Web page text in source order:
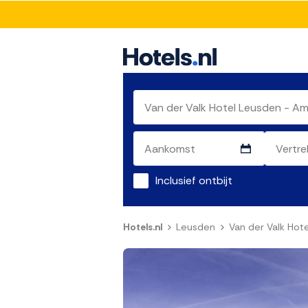
Inclusief ontbijt
Hotels.nl Leusden Van der Valk